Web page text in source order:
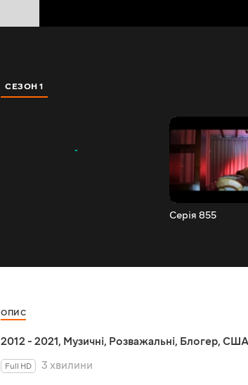
СЕЗОН 1
Серія 855
ОПИС
2012 - 2021, Музичні, Розважальні, Блогер, США
Full HD
3 хвилини